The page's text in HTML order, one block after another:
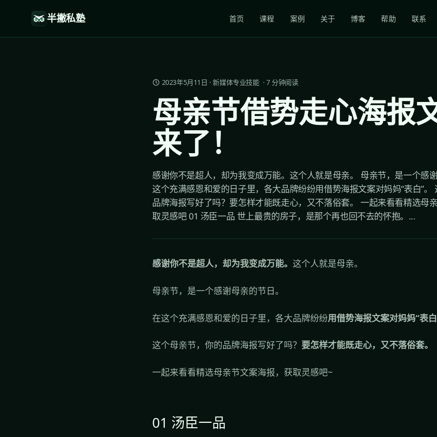
半撇私塾 首页 课程 案例 关于 博客 帮助 联系
2023年5月11日 ·新媒体专业技能·7分钟阅读
母亲节借势走心海报
来了！
感谢你不是超人，却为我变成万能。这个人就是母亲。 母亲节，是一个感
这个充满感恩和爱的日子里，各大品牌纷纷用借势海报文案对妈妈“表白”。
品牌海报写好了吗？要怎样才能既走心，又不落俗套。 一起来看看精选母
取灵感吧 01 汤臣一品 世上最贵的房子，是那个再也回不去的怀抱。...
感谢你不是超人，却为我变成万能。 这个人就是母亲。
母亲节，是一个感谢母亲的节日。
在这个充满感恩和爱的日子里，各大品牌纷纷用借势海报文案对妈妈“表
这个母亲节，你的品牌海报写好了吗？ 要怎样才能既走心，又不落俗套。
一起来看看精选母亲节文案海报，获取灵感吧~
01 汤臣一品